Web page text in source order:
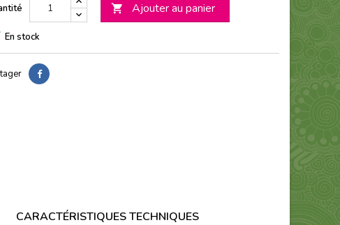
 Ajouter au panier
En stock
CARACTÉRISTIQUES TECHNIQUES